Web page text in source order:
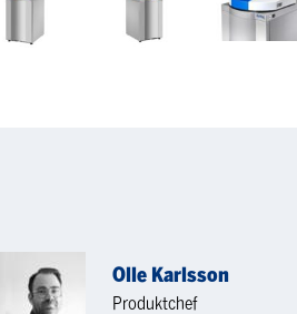
Olle Karlsson
Produktchef